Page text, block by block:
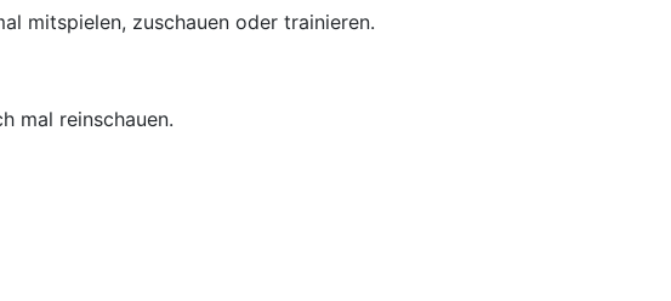
mitspielen, zuschauen oder trainieren.
mal reinschauen.